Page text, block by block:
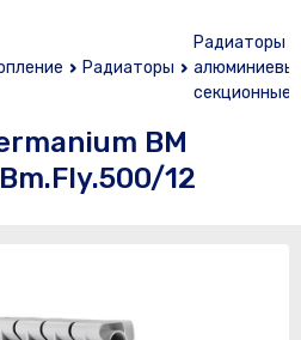
Радиаторы
Радиаторы
секционные
BM
12